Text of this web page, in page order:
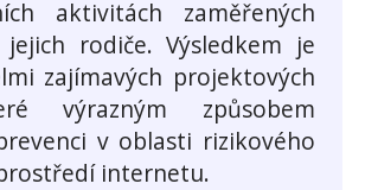
aktivitách zaměřených
rodiče. Výsledkem je
zajímavých projektových
výrazným způsobem
v oblasti rizikového
internetu.